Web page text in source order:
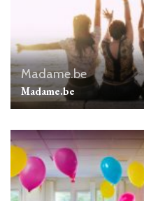
Madame.be
Madame.be